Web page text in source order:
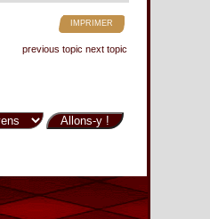
IMPRIMER
previous topic next topic